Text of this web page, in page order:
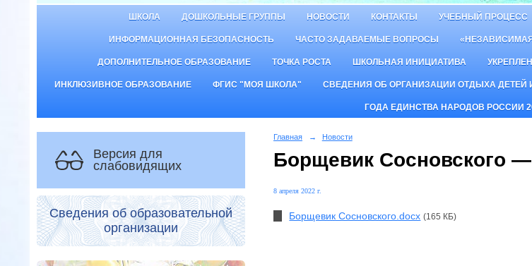
ШКОЛА ДОШКОЛЬНЫЕ ГРУППЫ НОВОСТИ КОНТАКТЫ УЧЕБНЫЙ ПРОЦЕСС
ИНФОРМАЦИОННАЯ БЕЗОПАСНОСТЬ ЧАСТО ЗАДАВАЕМЫЕ ВОПРОСЫ
ДОПОЛНИТЕЛЬНОЕ ОБРАЗОВАНИЕ ТОЧКА РОСТА ШКОЛЬНАЯ ИНИЦИАТИВА
ИНКЛЮЗИВНОЕ ОБРАЗОВАНИЕ ФГИС "МОЯ ШКОЛА" СВЕДЕНИЯ ОБ ОРГАНИЗАЦИИ ОТДЫХА ДЕТЕЙ
ГОДА ЕДИНСТВА НАРОДОВ РОССИИ
Версия для
слабовидящих
Сведения об образовательной
организации
Главная → Новости
Борщевик Сосновского
8 апреля 2022 г.
Борщевик Сосновского.docx (165 КБ)